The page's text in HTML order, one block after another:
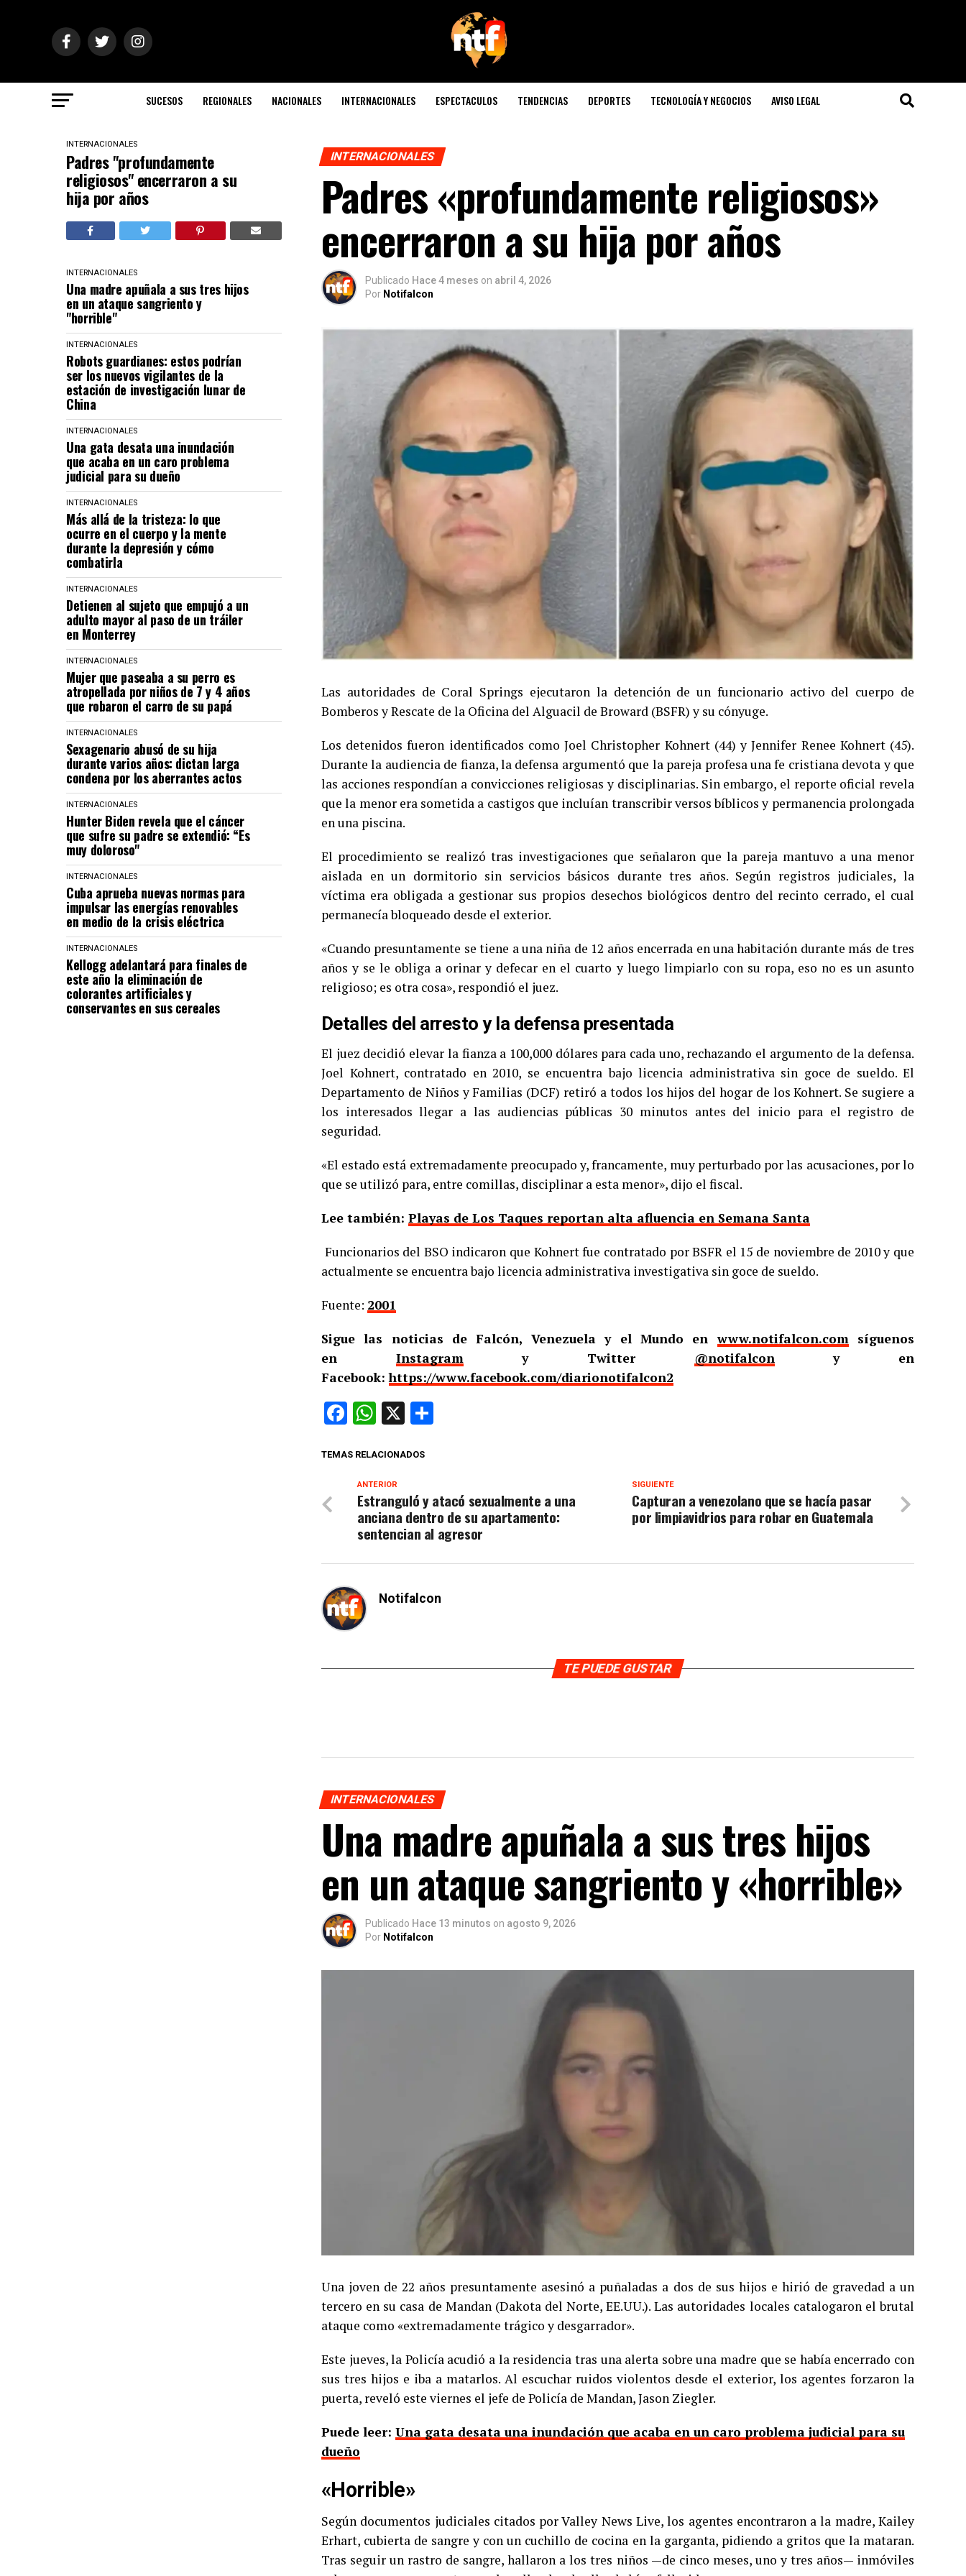
SUCESOS REGIONALES NACIONALES INTERNACIONALES ESPECTACULOS TENDENCIAS DEPORTES TECNOLOGÍA Y NEGOCIOS AVISO LEGAL
INTERNACIONALES
Padres "profundamente
religiosos" encerraron a su
hija por años
INTERNACIONALES
Una madre apuñala a sus tres hijos
en un ataque sangriento y
"horrible"
INTERNACIONALES
Robots guardianes: estos podrían
ser los nuevos vigilantes de la
estación de investigación lunar de
China
INTERNACIONALES
Una gata desata una inundación
que acaba en un caro problema
judicial para su dueño
INTERNACIONALES
Más allá de la tristeza: lo que
ocurre en el cuerpo y la mente
durante la depresión y cómo
combatirla
INTERNACIONALES
Detienen al sujeto que empujó a un
adulto mayor al paso de un tráiler
en Monterrey
INTERNACIONALES
Mujer que paseaba a su perro es
atropellada por niños de 7 y 4 años
que robaron el carro de su papá
INTERNACIONALES
Sexagenario abusó de su hija
durante varios años: dictan larga
condena por los aberrantes actos
INTERNACIONALES
Hunter Biden revela que el cáncer
que sufre su padre se extendió: “Es
muy doloroso"
INTERNACIONALES
Cuba aprueba nuevas normas para
impulsar las energías renovables
en medio de la crisis eléctrica
INTERNACIONALES
Kellogg adelantará para finales de
este año la eliminación de
colorantes artificiales y
conservantes en sus cereales
INTERNACIONALES
Padres «profundamente religiosos»
encerraron a su hija por años
Publicado Hace 4 meses on abril 4, 2026
Por Notifalcon
Las autoridades de Coral Springs ejecutaron la detención de un funcionario activo del cuerpo de
Bomberos y Rescate de la Oficina del Alguacil de Broward (BSFR) y su cónyuge.
Los detenidos fueron identificados como Joel Christopher Kohnert (44) y Jennifer Renee Kohnert (45).
Durante la audiencia de fianza, la defensa argumentó que la pareja profesa una fe cristiana devota y que
las acciones respondían a convicciones religiosas y disciplinarias. Sin embargo, el reporte oficial revela
que la menor era sometida a castigos que incluían transcribir versos bíblicos y permanencia prolongada
en una piscina.
El procedimiento se realizó tras investigaciones que señalaron que la pareja mantuvo a una menor
aislada en un dormitorio sin servicios básicos durante tres años. Según registros judiciales, la
víctima era obligada a gestionar sus propios desechos biológicos dentro del recinto cerrado, el cual
permanecía bloqueado desde el exterior.
«Cuando presuntamente se tiene a una niña de 12 años encerrada en una habitación durante más de tres
años y se le obliga a orinar y defecar en el cuarto y luego limpiarlo con su ropa, eso no es un asunto
religioso; es otra cosa», respondió el juez.
Detalles del arresto y la defensa presentada
El juez decidió elevar la fianza a 100,000 dólares para cada uno, rechazando el argumento de la defensa.
Joel Kohnert, contratado en 2010, se encuentra bajo licencia administrativa sin goce de sueldo. El
Departamento de Niños y Familias (DCF) retiró a todos los hijos del hogar de los Kohnert. Se sugiere a
los interesados llegar a las audiencias públicas 30 minutos antes del inicio para el registro de
seguridad.
«El estado está extremadamente preocupado y, francamente, muy perturbado por las acusaciones, por lo
que se utilizó para, entre comillas, disciplinar a esta menor», dijo el fiscal.
Lee también: Playas de Los Taques reportan alta afluencia en Semana Santa
Funcionarios del BSO indicaron que Kohnert fue contratado por BSFR el 15 de noviembre de 2010 y que
actualmente se encuentra bajo licencia administrativa investigativa sin goce de sueldo.
Fuente: 2001
Sigue las noticias de Falcón, Venezuela y el Mundo enwww.notifalcon.comsíguenos
en Instagramy Twitter @notifalcony en
Facebook:https://www.facebook.com/diarionotifalcon2
Facebook
WhatsApp
X
TEMAS RELACIONADOS
SIGUIENTE
Capturan a venezolano que se hacía pasar
por limpiavidrios para robar en Guatemala
ANTERIOR
Estranguló y atacó sexualmente a una
anciana dentro de su apartamento:
sentencian al agresor
Notifalcon
TE PUEDE GUSTAR
INTERNACIONALES
Una madre apuñala a sus tres hijos
en un ataque sangriento y «horrible»
Publicado Hace 13 minutos on agosto 9, 2026
Por Notifalcon
Una joven de 22 años presuntamente asesinó a puñaladas a dos de sus hijos e hirió de gravedad a un
tercero en su casa de Mandan (Dakota del Norte, EE.UU.). Las autoridades locales catalogaron el brutal
ataque como «extremadamente trágico y desgarrador».
Este jueves, la Policía acudió a la residencia tras una alerta sobre una madre que se había encerrado con
sus tres hijos e iba a matarlos. Al escuchar ruidos violentos desde el exterior, los agentes forzaron la
puerta, reveló este viernes el jefe de Policía de Mandan, Jason Ziegler.
Puede leer: Una gata desata una inundación que acaba en un caro problema judicial para su
dueño
«Horrible»
Según documentos judiciales citados por Valley News Live, los agentes encontraron a la madre, Kailey
Erhart, cubierta de sangre y con un cuchillo de cocina en la garganta, pidiendo a gritos que la mataran.
Tras seguir un rastro de sangre, hallaron a los tres niños —de cinco meses, uno y tres años— inmóviles